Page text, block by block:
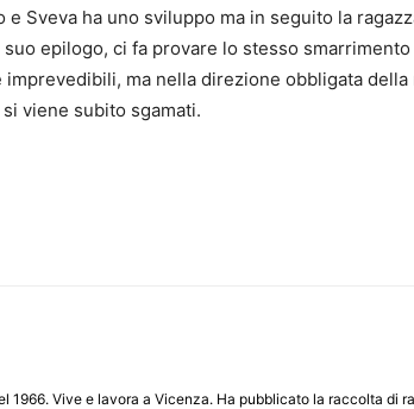
Sveva ha uno sviluppo ma in seguito la
epilogo, ci fa provare lo stesso
ma nella direzione obbligata
viene subito sgamati.
1966. Vive e lavora a Vicenza. Ha pubblicato la raccolta di